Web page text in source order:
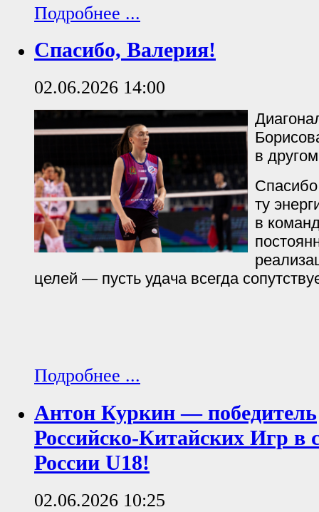
Подробнее ...
Спасибо, Валерия!
02.06.2026 14:00
в
ту
в
целей — пусть удача всегда
Подробнее ...
Антон Куркин — победитель
Российско‑Китайских Игр в
России U18!
02.06.2026 10:25